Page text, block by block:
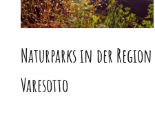
Naturparks in der Region
Varesotto